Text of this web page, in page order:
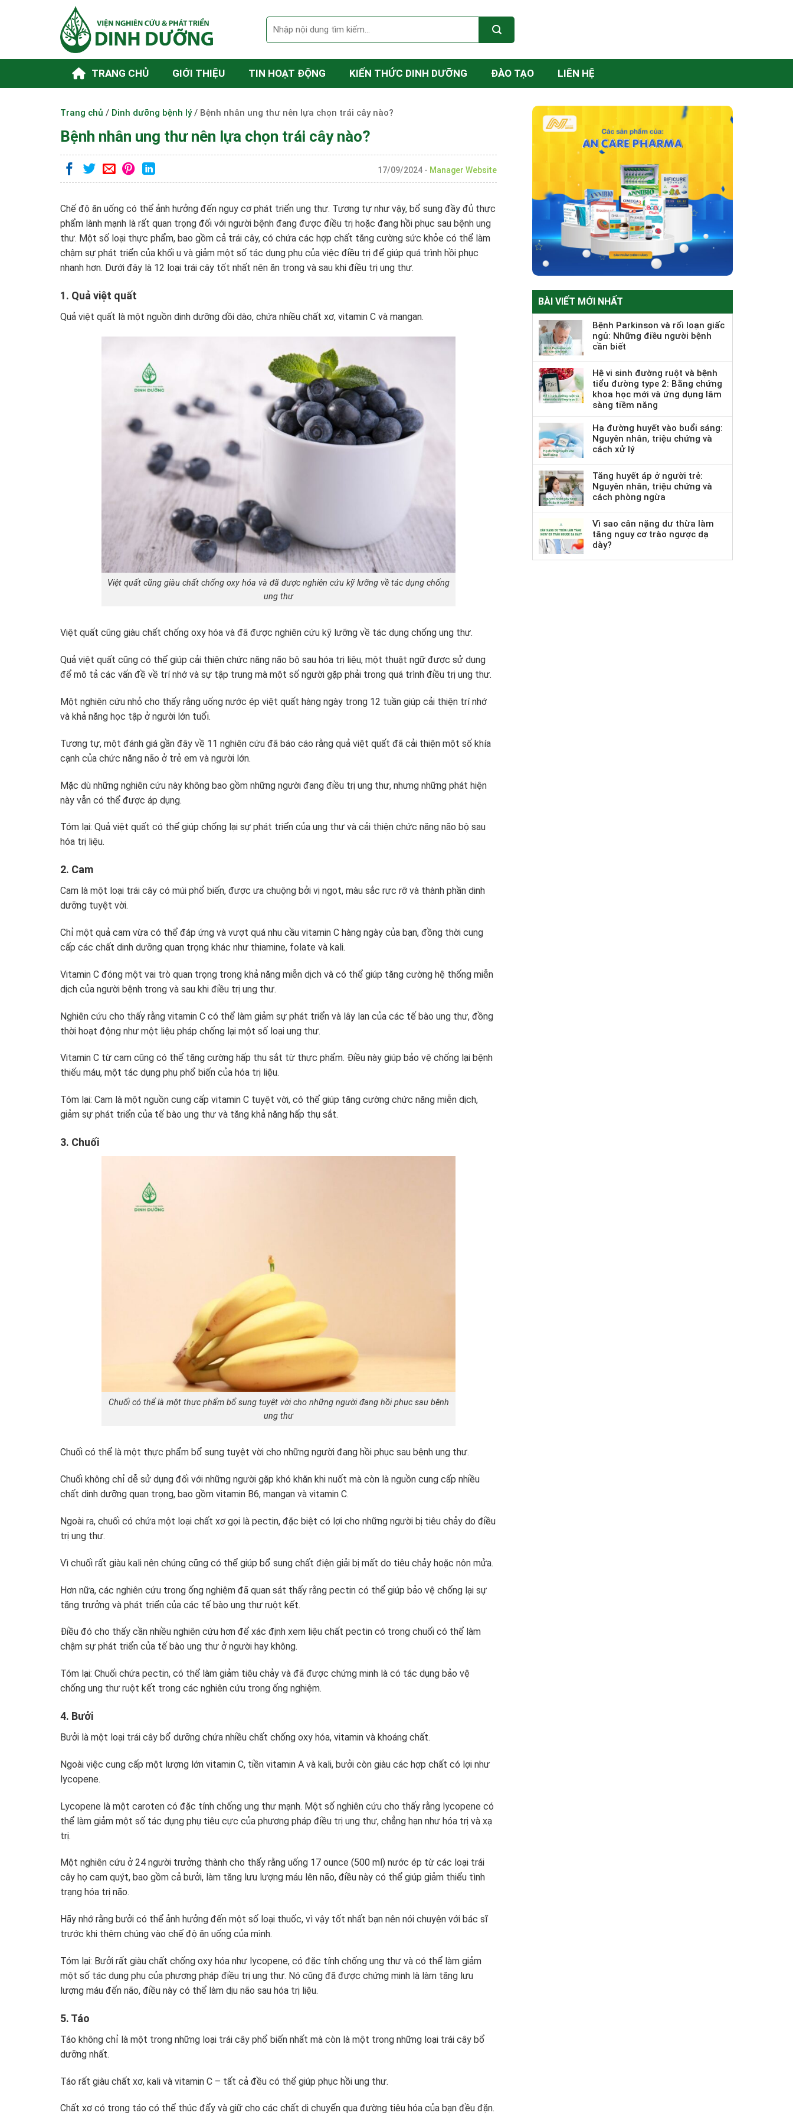
TRANG CHỦ GIỚI THIỆU TIN HOẠT ĐỘNG KIẾN THỨC DINH DƯỠNG ĐÀO TẠO LIÊN HỆ
Trang chủ / Dinh dưỡng bệnh lý/ Bệnh nhân ung thư nên lựa chọn trái cây nào?
Bệnh nhân ung thư nên lựa chọn trái cây nào?
17/09/2024 - Manager Website
Chế độ ăn uống có thể ảnh hưởng đến nguy cơ phát triển ung thư. Tương tự như vậy, bổ sung đầy đủ thực
phẩm lành mạnh là rất quan trọng đối với người bệnh đang được điều trị hoặc đang hồi phục sau bệnh ung
thư. Một số loại thực phẩm, bao gồm cả trái cây, có chứa các hợp chất tăng cường sức khỏe có thể làm
chậm sự phát triển của khối u và giảm một số tác dụng phụ của việc điều trị để giúp quá trình hồi phục
nhanh hơn. Dưới đây là 12 loại trái cây tốt nhất nên ăn trong và sau khi điều trị ung thư.
1. Quả việt quất
Quả việt quất là một nguồn dinh dưỡng dồi dào, chứa nhiều chất xơ, vitamin C và mangan.
Việt quất cũng giàu chất chống oxy hóa và đã được nghiên cứu kỹ lưỡng về tác dụng chống
ung thư
Việt quất cũng giàu chất chống oxy hóa và đã được nghiên cứu kỹ lưỡng về tác dụng chống ung thư.
Quả việt quất cũng có thể giúp cải thiện chức năng não bộ sau hóa trị liệu, một thuật ngữ được sử dụng
để mô tả các vấn đề về trí nhớ và sự tập trung mà một số người gặp phải trong quá trình điều trị ung thư.
Một nghiên cứu nhỏ cho thấy rằng uống nước ép việt quất hàng ngày trong 12 tuần giúp cải thiện trí nhớ
và khả năng học tập ở người lớn tuổi.
Tương tự, một đánh giá gần đây về 11 nghiên cứu đã báo cáo rằng quả việt quất đã cải thiện một số khía
cạnh của chức năng não ở trẻ em và người lớn.
Mặc dù những nghiên cứu này không bao gồm những người đang điều trị ung thư, nhưng những phát hiện
này vẫn có thể được áp dụng.
Tóm lại: Quả việt quất có thể giúp chống lại sự phát triển của ung thư và cải thiện chức năng não bộ sau
hóa trị liệu.
2. Cam
Cam là một loại trái cây có múi phổ biến, được ưa chuộng bởi vị ngọt, màu sắc rực rỡ và thành phần dinh
dưỡng tuyệt vời.
Chỉ một quả cam vừa có thể đáp ứng và vượt quá nhu cầu vitamin C hàng ngày của bạn, đồng thời cung
cấp các chất dinh dưỡng quan trọng khác như thiamine, folate và kali.
Vitamin C đóng một vai trò quan trọng trong khả năng miễn dịch và có thể giúp tăng cường hệ thống miễn
dịch của người bệnh trong và sau khi điều trị ung thư.
Nghiên cứu cho thấy rằng vitamin C có thể làm giảm sự phát triển và lây lan của các tế bào ung thư, đồng
thời hoạt động như một liệu pháp chống lại một số loại ung thư.
Vitamin C từ cam cũng có thể tăng cường hấp thu sắt từ thực phẩm. Điều này giúp bảo vệ chống lại bệnh
thiếu máu, một tác dụng phụ phổ biến của hóa trị liệu.
Tóm lại: Cam là một nguồn cung cấp vitamin C tuyệt vời, có thể giúp tăng cường chức năng miễn dịch,
giảm sự phát triển của tế bào ung thư và tăng khả năng hấp thụ sắt.
3. Chuối
Chuối có thể là một thực phẩm bổ sung tuyệt vời cho những người đang hồi phục sau bệnh
ung thư
Chuối có thể là một thực phẩm bổ sung tuyệt vời cho những người đang hồi phục sau bệnh ung thư.
Chuối không chỉ dễ sử dụng đối với những người gặp khó khăn khi nuốt mà còn là nguồn cung cấp nhiều
chất dinh dưỡng quan trọng, bao gồm vitamin B6, mangan và vitamin C.
Ngoài ra, chuối có chứa một loại chất xơ gọi là pectin, đặc biệt có lợi cho những người bị tiêu chảy do điều
trị ung thư.
Vì chuối rất giàu kali nên chúng cũng có thể giúp bổ sung chất điện giải bị mất do tiêu chảy hoặc nôn mửa.
Hơn nữa, các nghiên cứu trong ống nghiệm đã quan sát thấy rằng pectin có thể giúp bảo vệ chống lại sự
tăng trưởng và phát triển của các tế bào ung thư ruột kết.
Điều đó cho thấy cần nhiều nghiên cứu hơn để xác định xem liệu chất pectin có trong chuối có thể làm
chậm sự phát triển của tế bào ung thư ở người hay không.
Tóm lại: Chuối chứa pectin, có thể làm giảm tiêu chảy và đã được chứng minh là có tác dụng bảo vệ
chống ung thư ruột kết trong các nghiên cứu trong ống nghiệm.
4. Bưởi
Bưởi là một loại trái cây bổ dưỡng chứa nhiều chất chống oxy hóa, vitamin và khoáng chất.
Ngoài việc cung cấp một lượng lớn vitamin C, tiền vitamin A và kali, bưởi còn giàu các hợp chất có lợi như
lycopene.
Lycopene là một caroten có đặc tính chống ung thư mạnh. Một số nghiên cứu cho thấy rằng lycopene có
thể làm giảm một số tác dụng phụ tiêu cực của phương pháp điều trị ung thư, chẳng hạn như hóa trị và xạ
trị.
Một nghiên cứu ở 24 người trưởng thành cho thấy rằng uống 17 ounce (500 ml) nước ép từ các loại trái
cây họ cam quýt, bao gồm cả bưởi, làm tăng lưu lượng máu lên não, điều này có thể giúp giảm thiểu tình
trạng hóa trị não.
Hãy nhớ rằng bưởi có thể ảnh hưởng đến một số loại thuốc, vì vậy tốt nhất bạn nên nói chuyện với bác sĩ
trước khi thêm chúng vào chế độ ăn uống của mình.
Tóm lại: Bưởi rất giàu chất chống oxy hóa như lycopene, có đặc tính chống ung thư và có thể làm giảm
một số tác dụng phụ của phương pháp điều trị ung thư. Nó cũng đã được chứng minh là làm tăng lưu
lượng máu đến não, điều này có thể làm dịu não sau hóa trị liệu.
5. Táo
Táo không chỉ là một trong những loại trái cây phổ biến nhất mà còn là một trong những loại trái cây bổ
dưỡng nhất.
Táo rất giàu chất xơ, kali và vitamin C – tất cả đều có thể giúp phục hồi ung thư.
Chất xơ có trong táo có thể thúc đẩy và giữ cho các chất di chuyển qua đường tiêu hóa của bạn đều đặn.
BÀI VIẾT MỚI NHẤT
Bệnh Parkinson và rối loạn giấc
ngủ: Những điều người bệnh
cần biết
Hệ vi sinh đường ruột và bệnh
tiểu đường type 2: Bằng chứng
khoa học mới và ứng dụng lâm
sàng tiềm năng
Hạ đường huyết vào buổi sáng:
Nguyên nhân, triệu chứng và
cách xử lý
Tăng huyết áp ở người trẻ:
Nguyên nhân, triệu chứng và
cách phòng ngừa
Vì sao cân nặng dư thừa làm
tăng nguy cơ trào ngược dạ
dày?